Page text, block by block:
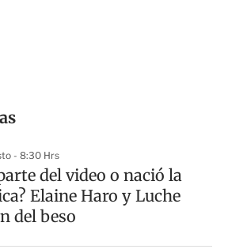
- 8:30 Hrs
del video o nació la
Elaine Haro y Luche
del beso